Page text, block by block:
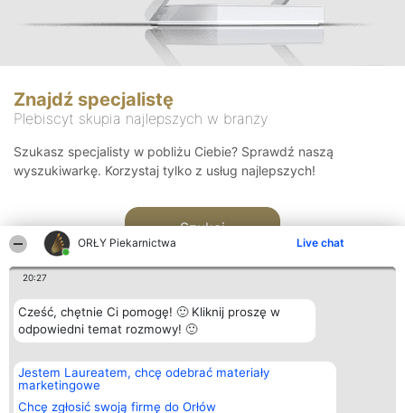
ORŁY Piekarnictwa Live chat
20:27
Cześć, chętnie Ci pomogę! 🙂 Kliknij proszę w
odpowiedni temat rozmowy! 🙂
Jestem Laureatem, chcę odebrać materiały
marketingowe
Chcę zgłosić swoją firmę do Orłów
Znajdź specjalistę
Plebiscyt skupia najlepszych w branży
Szukasz specjalisty w pobliżu Ciebie? Sprawdź naszą
wyszukiwarkę. Korzystaj tylko z usług najlepszych!
Szukaj
Organizator plebiscytu
Bright Side Solutions sp. z o.
o. sp. k.
ul. Ruska 22
Plebiscyt
Laureaci
wszystkich
Kontakt
Kontakt